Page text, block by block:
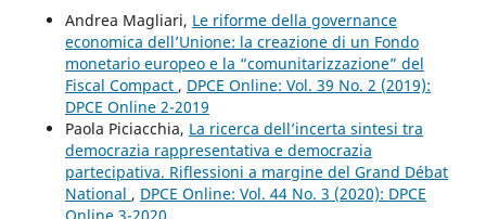
Andrea Magliari, Le riforme della governance
economica dell’Unione: la creazione di un Fondo
monetario europeo e la “comunitarizzazione” del
Fiscal Compact , DPCE Online: Vol. 39 No. 2 (2019):
DPCE Online 2-2019
Paola Piciacchia, La ricerca dell’incerta sintesi tra
democrazia rappresentativa e democrazia
partecipativa. Riflessioni a margine del Grand Débat
National , DPCE Online: Vol. 44 No. 3 (2020): DPCE